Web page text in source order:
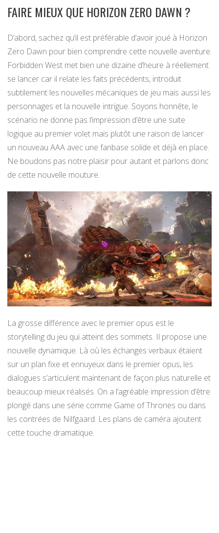
FAIRE MIEUX QUE HORIZON ZERO DAWN ?
D’abord, sachez qu’il est préférable d’avoir joué à Horizon
Zero Dawn pour bien comprendre cette nouvelle aventure.
Forbidden West met bien une dizaine d’heure à réellement
se lancer car il relate les faits précédents, introduit
subtilement les nouvelles mécaniques de jeu mais aussi les
personnages et la nouvelle intrigue. Soyons honnête, le
scénario ne donne pas l’impression d’être une suite
logique au premier volet mais plutôt une raison de lancer
un nouveau AAA avec une fanbase solide et déjà en place.
Ne boudons pas notre plaisir pour autant et parlons donc
de cette nouvelle mouture.
La grosse différence avec le premier opus est le
storytelling du jeu qui atteint des sommets. Il propose une
nouvelle dynamique. Là où les échanges verbaux étaient
sur un plan fixe et ennuyeux dans le premier opus, les
dialogues s’articulent maintenant de façon plus naturelle et
beaucoup mieux réalisés. On a l’agréable impression d’être
plongé dans une série comme Game of Thrones ou dans
les contrées de Nilfgaard. Les plans de caméra ajoutent
cette touche dramatique.